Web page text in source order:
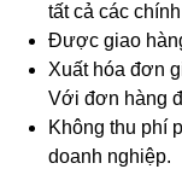
tất cả các
Được giao
Xuất hóa đơn
Với đơn hàng
Không thu phí
doanh nghiệp.